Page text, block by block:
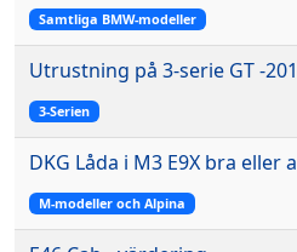
Samtliga BMW-modeller
Utrustning på 3-serie GT -
3-Serien
DKG Låda i M3 E9X bra eller
M-modeller och Alpina